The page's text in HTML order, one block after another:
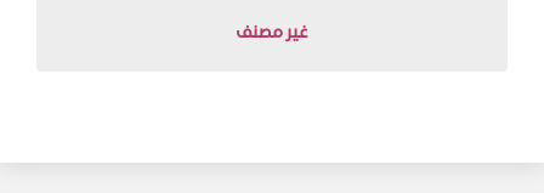
غير مصنف